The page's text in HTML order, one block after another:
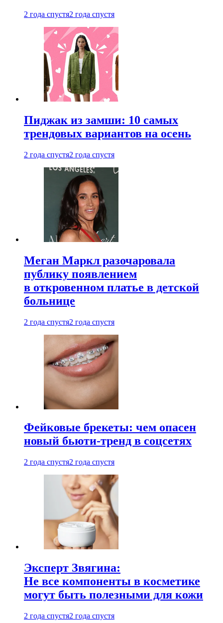
2 года спустя2 года спустя
Пиджак из замши: 10 самых
трендовых вариантов на осень
2 года спустя2 года спустя
Меган Маркл разочаровала
публику появлением
в откровенном платье в детской
больнице
2 года спустя2 года спустя
Фейковые брекеты: чем опасен
новый бьюти-тренд в соцсетях
2 года спустя2 года спустя
Эксперт Звягина:
Не все компоненты в косметике
могут быть полезными для кожи
2 года спустя2 года спустя